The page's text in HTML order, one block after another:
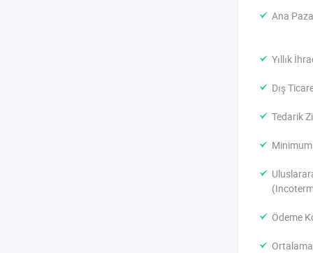
Ana
Yıllık
Dış
Tedarik
Ödeme